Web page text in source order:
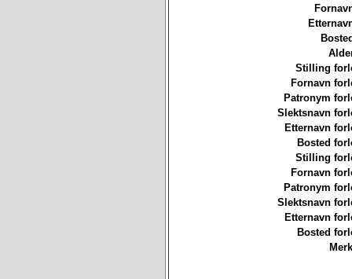
Stilling
Fornavn
Patronym
Slektsnavn
Etternavn
Bosted
Stilling
Fornavn
Patronym
Slektsnavn
Etternavn
Bosted